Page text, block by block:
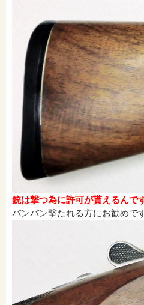
銃は撃つ為に許可が貰えるんで
バンバン撃たれる方にお勧めで